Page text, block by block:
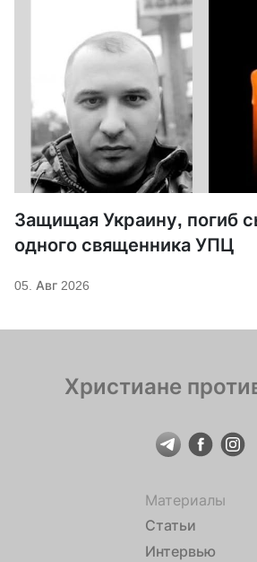
Защищая Украину, погиб
одного священника УПЦ
05. Авг 2026
Христиане
Материалы
Статьи
Интервью